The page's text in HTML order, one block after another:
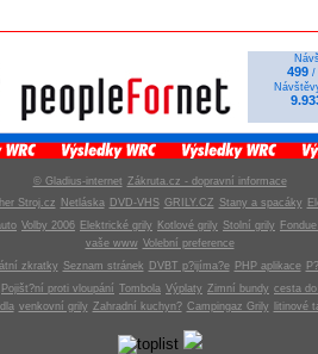
499
© Gladius-internet Zákruta.cz - dopravní informace
Stroj.cz Netláska DVD-VHS GRILY.CZ Stany a spacáky
Volby 2006 Elektrické grily Kotlové grily Stolní grily
vaše www Volební preference
zkratky Seznam stránek DVBT p?ijíma?e PHP aplikace
Pojišt?ní proti vloupání Tombola Výplaty Zimní bundy cesta
venkovní grily Zahradní kuchyn? Campingaz Grily litinové